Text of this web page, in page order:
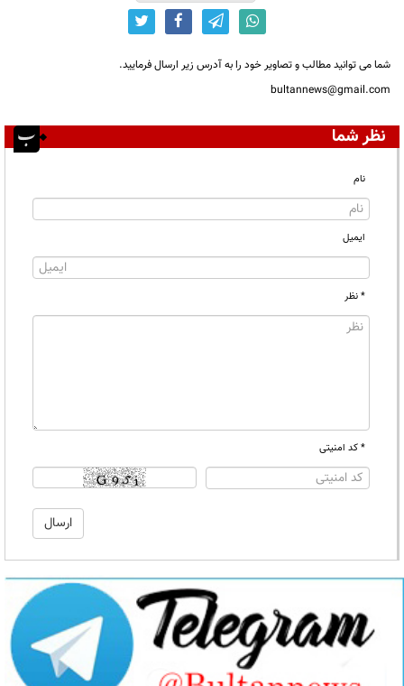
شما می توانید مطالب و تصاویر خود را به آدرس زیر ارسال فرمایید.
bultannews@gmail.com
نظر شما
نام
ایمیل
* نظر
* کد امنیتی